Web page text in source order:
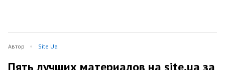
Автор Site Ua
Пять лучших материалов на site.ua за